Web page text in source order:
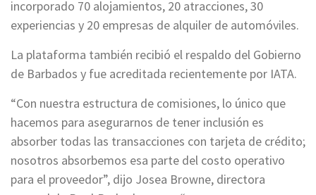
incorporado 70 alojamientos, 20 atracciones, 30
experiencias y 20 empresas de alquiler de automóviles.
La plataforma también recibió el respaldo del Gobierno
de Barbados y fue acreditada recientemente por IATA.
“Con nuestra estructura de comisiones, lo único que
hacemos para asegurarnos de tener inclusión es
absorber todas las transacciones con tarjeta de crédito;
nosotros absorbemos esa parte del costo operativo
para el proveedor”, dijo Josea Browne, directora